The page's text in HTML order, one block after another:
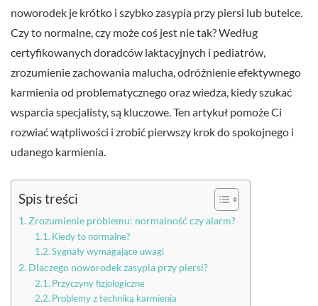
noworodek je krótko i szybko zasypia przy piersi lub butelce.
Czy to normalne, czy może coś jest nie tak? Według
certyfikowanych doradców laktacyjnych i pediatrów,
zrozumienie zachowania malucha, odróżnienie efektywnego
karmienia od problematycznego oraz wiedza, kiedy szukać
wsparcia specjalisty, są kluczowe. Ten artykuł pomoże Ci
rozwiać wątpliwości i zrobić pierwszy krok do spokojnego i
udanego karmienia.
Spis treści
Zrozumienie problemu: normalność czy alarm?
Kiedy to normalne?
Sygnały wymagające uwagi
Dlaczego noworodek zasypia przy piersi?
Przyczyny fizjologiczne
Problemy z techniką karmienia